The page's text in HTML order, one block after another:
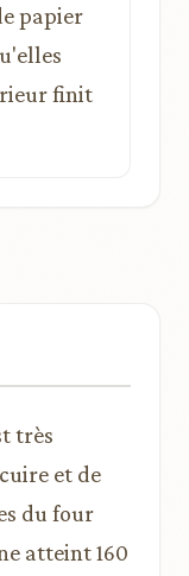
papier
finit
très
et de
du four
atteint 160